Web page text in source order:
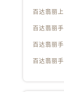
百达翡丽